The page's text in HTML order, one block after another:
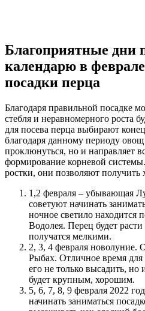
Благоприятные дни
календарю в
посадки перца
Благодаря правильной посадке
стебля и неравномерного роста
для посева перца выбирают
благодаря данному периоду овощ
проклюнуться, но и направляет
формирование корневой
ростки, они позволяют
1,2 февраля – убывающая
советуют начинать
ночное светило находится
Водолея. Перец будет
получатся мелкими.
2, 3, 4 февраля новолуние.
Рыбах. Отличное время
его не только высадить,
будет крупным, хорошим.
5, 6, 7, 8, 9 февраля 2022
начинать заниматься